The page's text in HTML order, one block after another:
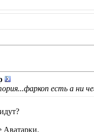
есть а ни
Аватарки.